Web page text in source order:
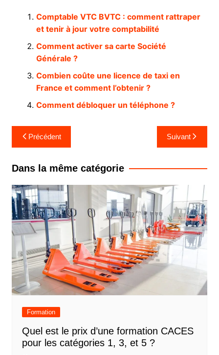
Comptable VTC BVTC : comment rattraper
et tenir à jour votre comptabilité
Comment activer sa carte Société
Générale ?
Combien coûte une licence de taxi en
France et comment l’obtenir ?
Comment débloquer un téléphone ?
Navigation
de
l’article
Précédent Suivant
Dans la même catégorie
Formation
Quel est le prix d’une formation CACES
pour les catégories 1, 3, et 5 ?